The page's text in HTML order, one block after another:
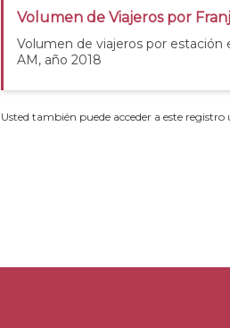
Volumen de Viajeros por
Volumen de viajeros por estación
AM, año 2018
Usted también puede acceder a este